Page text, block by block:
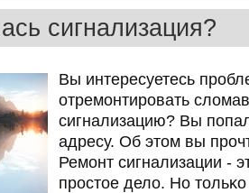
сигнализация?
Вы интересуетесь
отремонтировать
сигнализацию? Вы
адресу. Об этом вы
Ремοнт сигнализации -
прοстое дело. Но